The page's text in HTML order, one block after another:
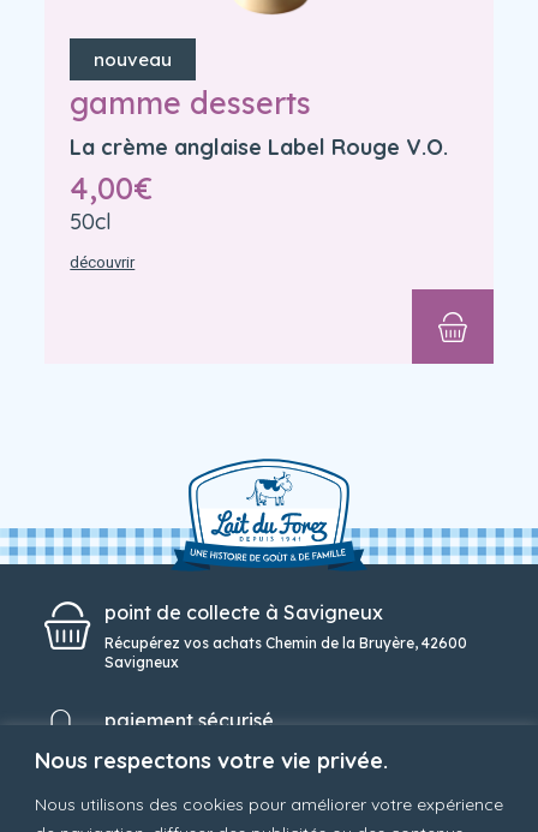
Nous respectons votre vie privée.
Nous utilisons des cookies pour améliorer votre expérience
nouveau
gamme desserts
La crème anglaise Label Rouge V.O.
4,00€
50cl
découvrir
point de collecte à Savigneux
Récupérez vos achats Chemin de la Bruyère, 42600
Savigneux
paiement sécurisé
Une solution de paiement simple et sécurisée
service client